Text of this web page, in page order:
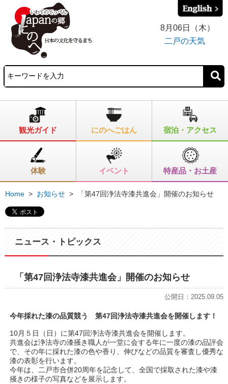
8月06日（木）
二戸の天気
観光ガイド にのへごはん 宿泊・アクセス
体験 イベント 特産品・お土産
Home > お知らせ > 「第47回浄法寺漆共進会」開催のお知らせ
ニュース・トピックス
「第47回浄法寺漆共進会」開催のお知らせ
公開日：2025.09.05
今年採れた漆の品質競う 第47回浄法寺漆共進会を開催します！
10月５日（日）に第47回浄法寺漆共進会を開催します。
共進会は浄法寺の漆掻き職人が一堂に会する年に一度の漆の品評会
で、その年に採れた漆の色や香り、伸びなどの品質を審査し優秀な
漆の表彰を行います。
今年は、二戸市合併20周年を記念して、全国で採取された漆や漆
掻きの様子の写真などを展示します。